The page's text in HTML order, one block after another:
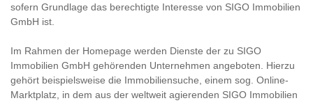
sofern Grundlage das berechtigte Interesse von SIGO Immobilien
GmbH ist.
Im Rahmen der Homepage werden Dienste der zu SIGO
Immobilien GmbH gehörenden Unternehmen angeboten. Hierzu
gehört beispielsweise die Immobiliensuche, einem sog. Online-
Marktplatz, in dem aus der weltweit agierenden SIGO Immobilien